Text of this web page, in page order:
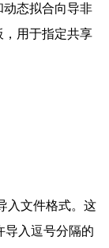
态拟合向导非
用于指定共享
入文件格式。这
导入逗号分隔的